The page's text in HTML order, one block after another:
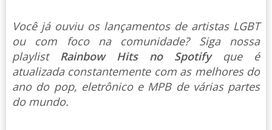
Você já ouviu os lançamentos de artistas LGBT
ou com foco na comunidade? Siga nossa
playlist Rainbow Hits no Spotify que é
atualizada constantemente com as melhores do
ano do pop, eletrônico e MPB de várias partes
do mundo.